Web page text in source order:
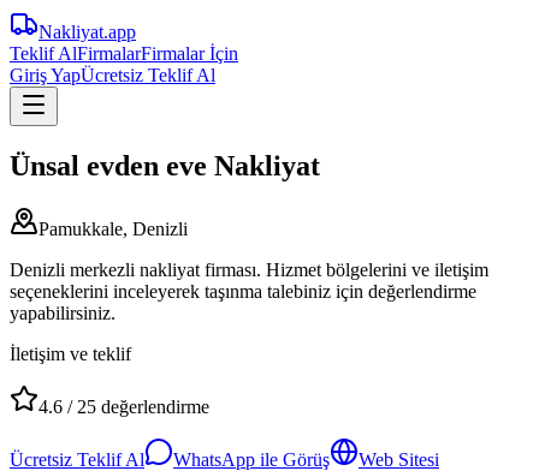
Nakliyat.app
Teklif AlFirmalarFirmalar İçin
Giriş YapÜcretsiz Teklif Al
Ünsal evden eve Nakliyat
Pamukkale, Denizli
Denizli merkezli nakliyat firması. Hizmet bölgelerini ve iletişim
seçeneklerini inceleyerek taşınma talebiniz için değerlendirme
yapabilirsiniz.
İletişim ve teklif
4.6 / 25 değerlendirme
Ücretsiz Teklif Al WhatsApp ile Görüş
Web Sitesi